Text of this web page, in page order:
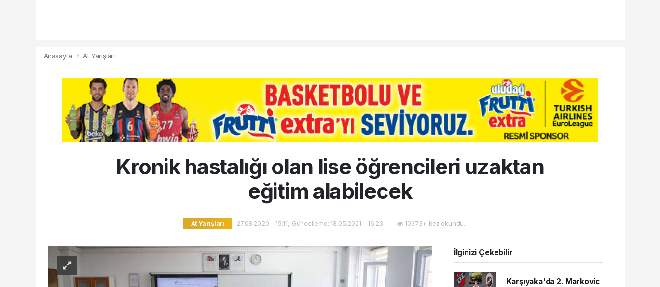
Anasayfa At Yarışları
Kronik hastalığı olan lise öğrencileri uzaktan
eğitim alabilecek
At Yarışları 27.08.2020 - 15:11, Güncelleme: 18.05.2021 - 16:23 10373+ kez okundu.
İlginizi Çekebilir
Karşıyaka'da 2. Markovic